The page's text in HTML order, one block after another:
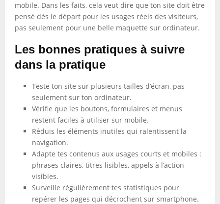
mobile. Dans les faits, cela veut dire que ton site doit être
pensé dès le départ pour les usages réels des visiteurs,
pas seulement pour une belle maquette sur ordinateur.
Les bonnes pratiques à suivre
dans la pratique
Teste ton site sur plusieurs tailles d’écran, pas
seulement sur ton ordinateur.
Vérifie que les boutons, formulaires et menus
restent faciles à utiliser sur mobile.
Réduis les éléments inutiles qui ralentissent la
navigation.
Adapte tes contenus aux usages courts et mobiles :
phrases claires, titres lisibles, appels à l’action
visibles.
Surveille régulièrement tes statistiques pour
repérer les pages qui décrochent sur smartphone.